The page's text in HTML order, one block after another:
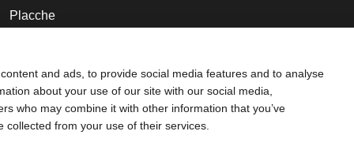
and ads, to provide social media features and to analyse
about your use of our site with our social media,
who may combine it with other information that you’ve
collected from your use of their services.
Placche
Schede di sicurezza
Compliance
d'uso contenute nel foglietto illustrativo fornito con
Avvertenze, Precauzioni d'uso, Eventi avversi e